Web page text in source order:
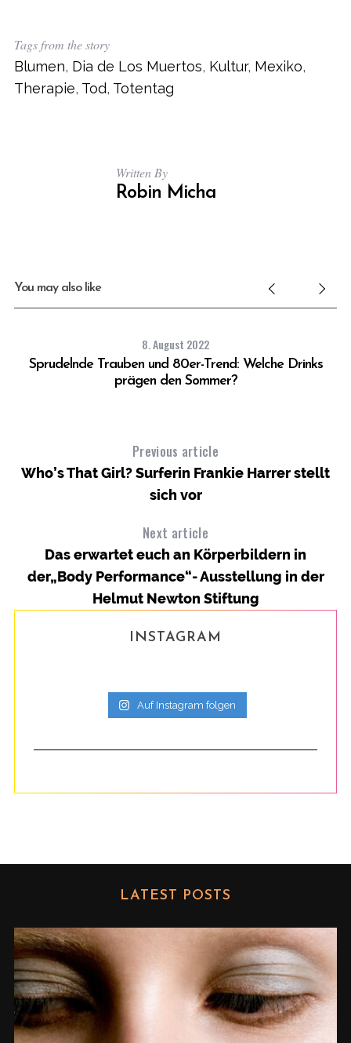
Tags from the story
Blumen, Dia de Los Muertos, Kultur, Mexiko,
Therapie, Tod, Totentag
Written By
Robin Micha
You may also like
8. August 2022
Sprudelnde Trauben und 80er-Trend: Welche Drinks
prägen den Sommer?
Previous article
Who’s That Girl? Surferin Frankie Harrer stellt
sich vor
Next article
Das erwartet euch an Körperbildern in
der„Body Performance“- Ausstellung in der
Helmut Newton Stiftung
INSTAGRAM
Auf Instagram folgen
LATEST POSTS